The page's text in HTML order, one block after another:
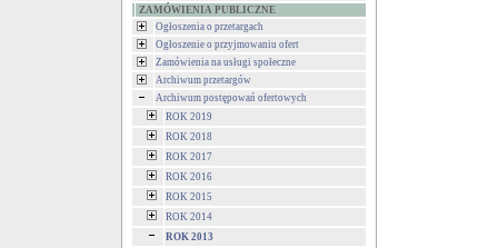
ZAMÓWIENIA PUBLICZNE
Ogłoszenia o przetargach
Ogłoszenie o przyjmowaniu ofert
Zamówienia na usługi społeczne
Archiwum przetargów
Archiwum postępowań ofertowych
ROK 2019
ROK 2018
ROK 2017
ROK 2016
ROK 2015
ROK 2014
ROK 2013